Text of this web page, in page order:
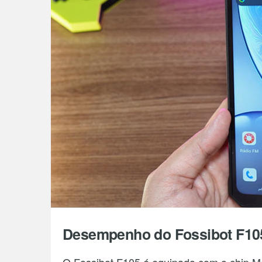
Desempenho do Fossibot